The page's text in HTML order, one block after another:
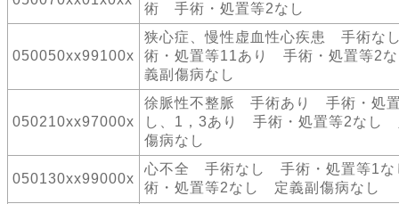
術 手術・処置等2なし
050050xx99100x
狭心症、慢性虚血性心疾患 手術な
術・処置等11あり 手術・処置等2
義副傷病なし
050210xx97000x
徐脈性不整脈 手術あり 手術・処
し、1，3あり 手術・処置等2なし
傷病なし
050130xx99000x
心不全 手術なし 手術・処置等1
術・処置等2なし 定義副傷病なし